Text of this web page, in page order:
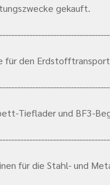
gekauft.
für den
Tieflader und BF3-
für die Stahl- und